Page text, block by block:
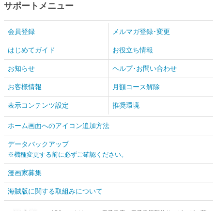
サポートメニュー
会員登録 メルマガ登録･変更
はじめてガイド お役立ち情報
お知らせ ヘルプ･お問い合わせ
お客様情報 月額コース解除
表示コンテンツ設定 推奨環境
ホーム画面へのアイコン追加方法
データバックアップ
※機種変更する前に必ずご確認ください。
漫画家募集
海賊版に関する取組みについて